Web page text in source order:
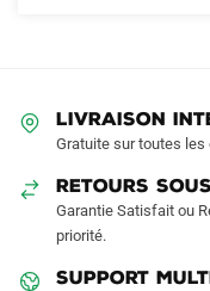
LIVRAISON
Gratuite sur toutes
RETOURS
Garantie Satisfait ou
priorité.
SUPPORT